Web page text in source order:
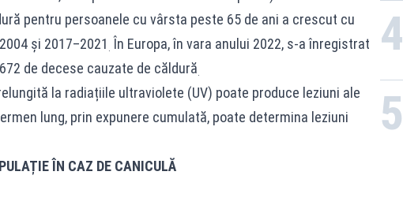
pentru persoanele cu vârsta peste 65 de ani a crescut cu
și 2017–2021 În Europa, în vara anului 2022, s-a înregistrat
de decese cauzate de căldură
la radiațiile ultraviolete (UV) poate produce leziuni ale
lung, prin expunere cumulată, poate determina leziuni
ÎN CAZ DE CANICULĂ
4
5